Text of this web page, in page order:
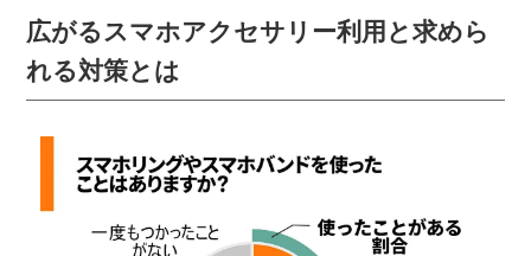
広がるスマホアクセサリー利用と求めら
れる対策とは